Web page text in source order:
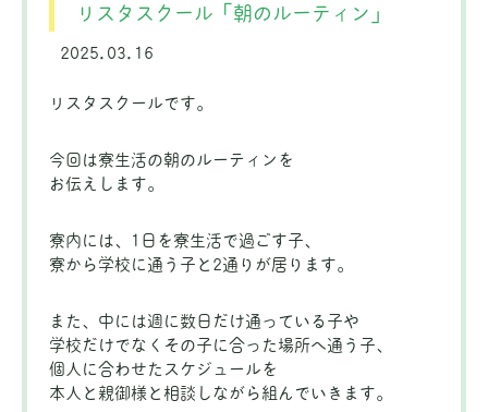
リスタスクール「朝のルーティン」
2025.03.16
リスタスクールです。
今回は寮生活の朝のルーティンを
お伝えします。
寮内には、1日を寮生活で過ごす子、
寮から学校に通う子と2通りが居ります。
また、中には週に数日だけ通っている子や
学校だけでなくその子に合った場所へ通う子、
個人に合わせたスケジュールを
本人と親御様と相談しながら組んでいきます。